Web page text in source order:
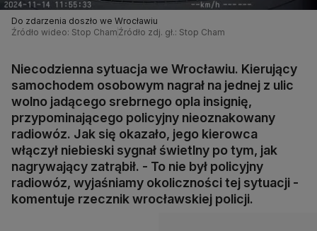
Do zdarzenia doszło we Wrocławiu
Źródło wideo: Stop Cham Źródło zdj. gł.: Stop Cham
Niecodzienna sytuacja we Wrocławiu. Kierujący
samochodem osobowym nagrał na jednej z ulic
wolno jadącego srebrnego opla insignię,
przypominającego policyjny nieoznakowany
radiowóz. Jak się okazało, jego kierowca
włączył niebieski sygnał świetlny po tym, jak
nagrywający zatrąbił. - To nie był policyjny
radiowóz, wyjaśniamy okoliczności tej sytuacji -
komentuje rzecznik wrocławskiej policji.